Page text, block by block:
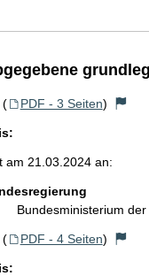
( PDF - 3 Seiten)
am 21.03.2024 an:
Bundesministerium
( PDF - 4 Seiten)